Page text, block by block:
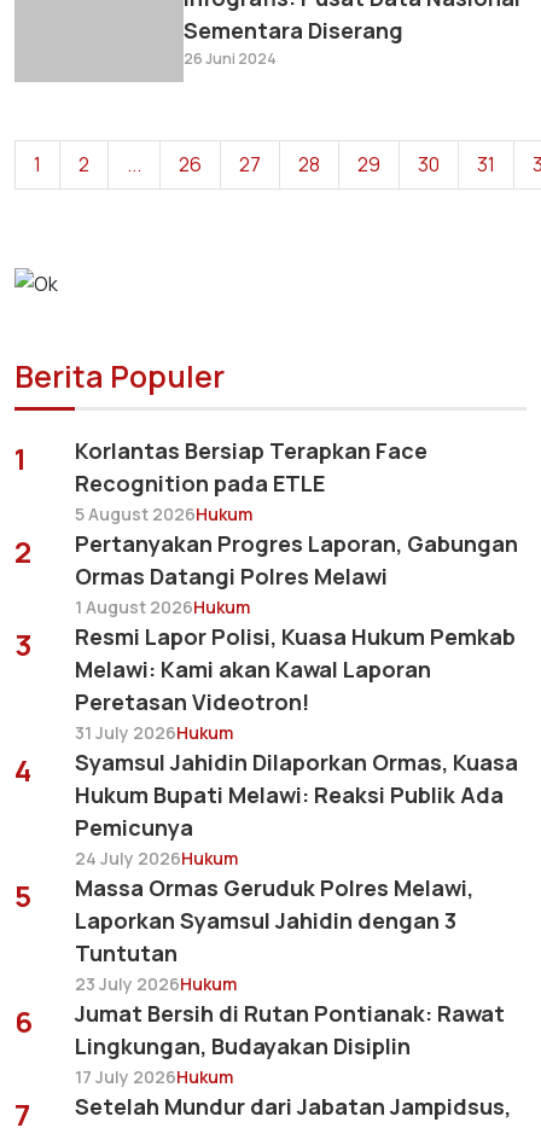
Sementara Diserang
26 Juni 2024
1 2 ... 26 27 28 29 30 31
Berita Populer
1
Korlantas Bersiap Terapkan Face
Recognition pada ETLE
5 August 2026Hukum
2
Pertanyakan Progres Laporan, Gabungan
Ormas Datangi Polres Melawi
1 August 2026Hukum
3
Resmi Lapor Polisi, Kuasa Hukum Pemkab
Melawi: Kami akan Kawal Laporan
Peretasan Videotron!
31 July 2026Hukum
4
Syamsul Jahidin Dilaporkan Ormas, Kuasa
Hukum Bupati Melawi: Reaksi Publik Ada
Pemicunya
24 July 2026Hukum
5
Massa Ormas Geruduk Polres Melawi,
Laporkan Syamsul Jahidin dengan 3
Tuntutan
23 July 2026Hukum
6
Jumat Bersih di Rutan Pontianak: Rawat
Lingkungan, Budayakan Disiplin
17 July 2026Hukum
7
Setelah Mundur dari Jabatan Jampidsus,